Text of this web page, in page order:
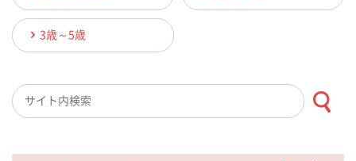
3歳～5歳
検索キーワード入力